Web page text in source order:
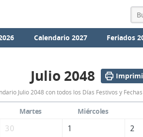
Calendario 2027 Feriados
Julio
2048
Julio 2048
Julio 2048 con todos los Días Festivos y
Martes Miércoles
30 1 2